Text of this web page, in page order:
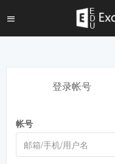
登录帐号
帐号